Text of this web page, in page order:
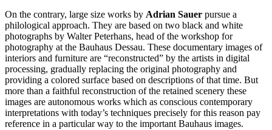
On the contrary, large size works by Adrian Sauer pursue a
philological approach. They are based on two black and white
photographs by Walter Peterhans, head of the workshop for
photography at the Bauhaus Dessau. These documentary images of
interiors and furniture are “reconstructed” by the artists in digital
processing, gradually replacing the original photography and
providing a colored surface based on descriptions of that time. But
more than a faithful reconstruction of the retained scenery these
images are autonomous works which as conscious contemporary
interpretations with today’s techniques precisely for this reason pay
reference in a particular way to the important Bauhaus images.